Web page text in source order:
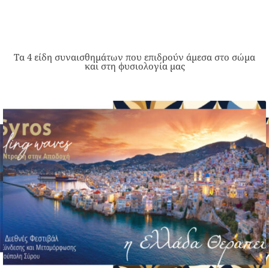
Τα 4 είδη συναισθημάτων που επιδρούν άμεσα στο σώμα
και στη φυσιολογία μας